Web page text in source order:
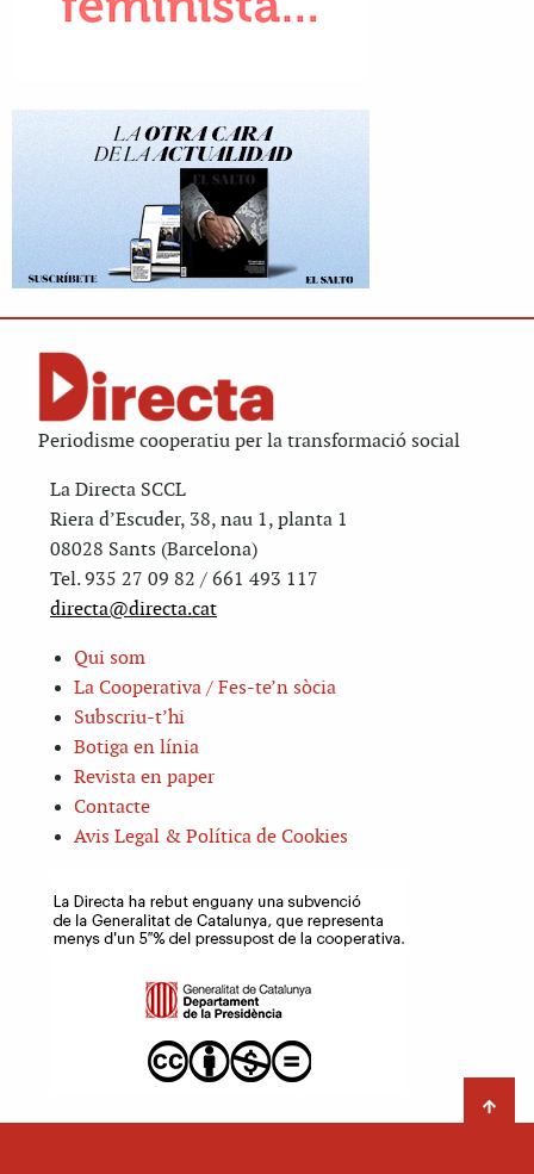
Periodisme cooperatiu per la transformació social
La Directa SCCL
Riera d’Escuder, 38, nau 1, planta 1
08028 Sants (Barcelona)
Tel. 935 27 09 82 / 661 493 117
directa@directa.cat
Qui som
La Cooperativa / Fes-te’n sòcia
Subscriu-t’hi
Botiga en línia
Revista en paper
Contacte
Avis Legal & Política de Cookies